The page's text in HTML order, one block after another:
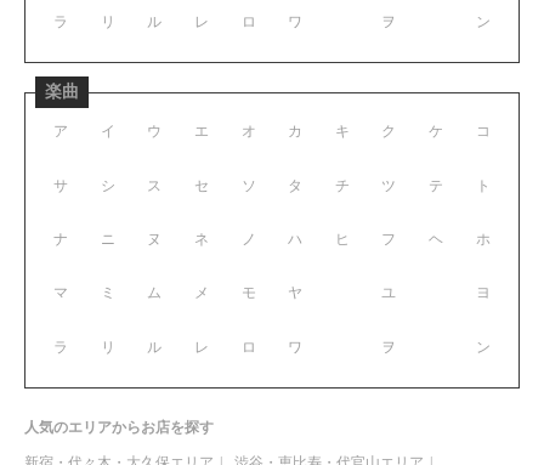
ラ リ ル レ ロ ワ ヲ ン
楽曲
ア イ ウ エ オ
サ シ ス セ ソ
ナ ニ ヌ ネ ノ
マ ミ ム メ モ
ラ リ ル レ ロ
カ キ ク ケ コ
タ チ ツ テ ト
ハ ヒ フ ヘ ホ
ヤ ユ ヨ
ワ ヲ ン
人気のエリアからお店を探す